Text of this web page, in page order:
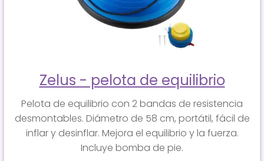
Zelus - pelota de equilibrio
Pelota de equilibrio con 2 bandas de resistencia
desmontables. Diámetro de 58 cm, portátil, fácil de
inflar y desinflar. Mejora el equilibrio y la fuerza.
Incluye bomba de pie.